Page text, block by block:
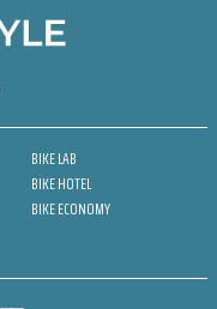
BIKE LAB
BIKE HOTEL
BIKE ECONOMY